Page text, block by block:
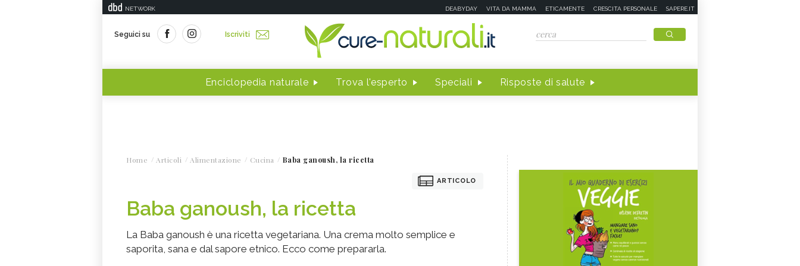
NETWORK DEABYDAY VITA DA MAMMA ETICAMENTE CRESCITA PERSONALE SAPERE.IT
Seguici su Iscriviti
Enciclopedia naturale Trova l'esperto Speciali Risposte di salute
Home Articoli Alimentazione Cucina Baba ganoush, la ricetta
ARTICOLO
Baba ganoush, la ricetta
La Baba ganoush è una ricetta vegetariana. Una crema molto semplice e
saporita, sana e dal sapore etnico. Ecco come prepararla.